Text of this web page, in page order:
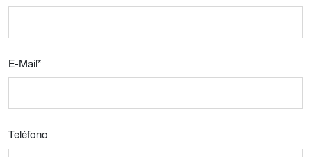
E-Mail*
Teléfono